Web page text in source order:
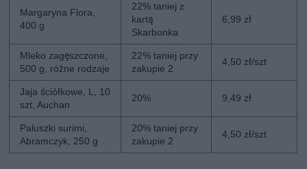
Margaryna Flora,
400 g
22% taniej z
kartą
Skarbonka
6,99 zł
Mleko zagęszczone,
500 g, różne rodzaje
22% taniej przy
zakupie 2
4,50 zł/szt
Jaja ściółkowe, L, 10
szt, Auchan
20% 9,49 zł
Paluszki surimi,
Abramczyk, 250 g
20% taniej przy
zakupie 2
4,50 zł/szt